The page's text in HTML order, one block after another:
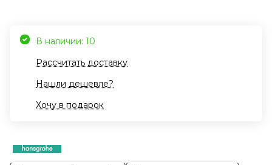
В наличии: 10
Рассчитать доставку
Нашли дешевле?
Хочу в подарок